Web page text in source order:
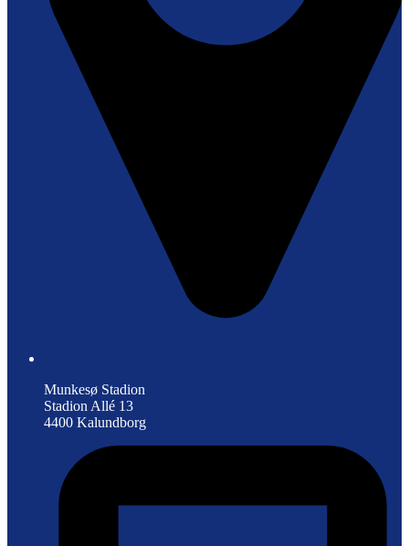
Munkesø Stadion
Stadion Allé 13
4400 Kalundborg